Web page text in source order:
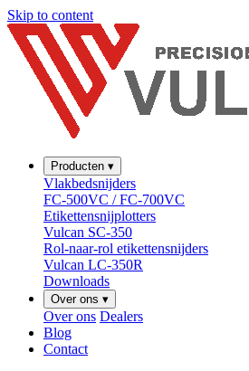
Skip to content
Producten ▾
Vlakbedsnijders
FC-500VC / FC-700VC
Etikettensnijplotters
Vulcan SC-350
Rol-naar-rol etikettensnijders
Vulcan LC-350R
Downloads
Over ons ▾
Over ons Dealers
Blog
Contact